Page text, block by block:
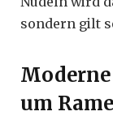
sondern gilt
um